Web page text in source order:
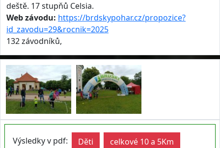
deště. 17 stupňů Celsia.
Web závodu: https://brdskypohar.cz/propozice?
id_zavodu=29&rocnik=2025
132 závodníků,
Výsledky v pdf: Děti
celkové 10 a 5Km